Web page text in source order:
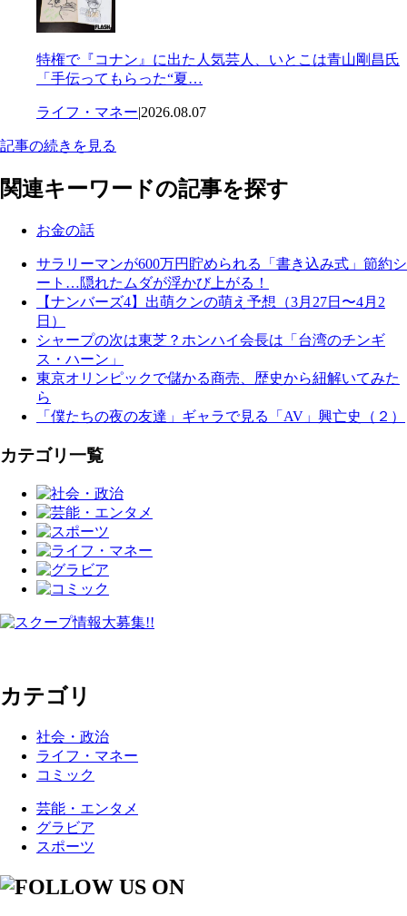
特権で『コナン』に出た人気芸人、いとこは青山剛昌氏
「手伝ってもらった“夏…
ライフ・マネー|2026.08.07
記事の続きを見る
関連キーワードの記事を探す
お金の話
サラリーマンが600万円貯められる「書き込み式」節約シ
ート…隠れたムダが浮かび上がる！
【ナンバーズ4】出萌クンの萌え予想（3月27日〜4月2
日）
シャープの次は東芝？ホンハイ会長は「台湾のチンギ
ス・ハーン」
東京オリンピックで儲かる商売、歴史から紐解いてみた
ら
「僕たちの夜の友達」ギャラで見る「AV」興亡史（２）
カテゴリ一覧
カテゴリ
社会・政治
ライフ・マネー
コミック
芸能・エンタメ
グラビア
スポーツ